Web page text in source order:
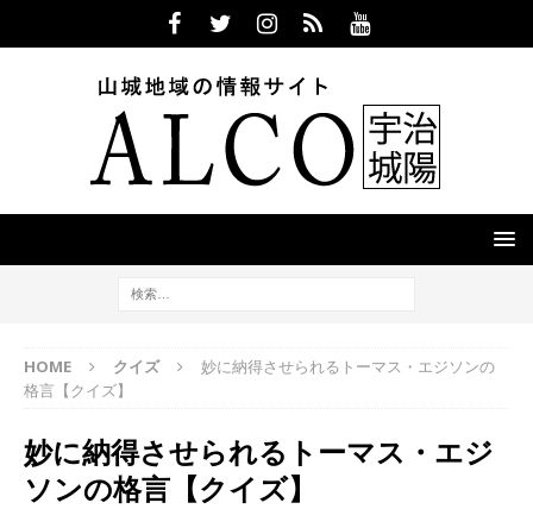
HOME クイズ
妙に納得させられるトーマス・エジソンの
格言【クイズ】
妙に納得させられるトーマス・エジ
ソンの格言【クイズ】